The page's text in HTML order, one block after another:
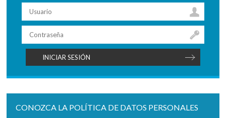
CONOZCA LA POLÍTICA DE DATOS PERSONALES